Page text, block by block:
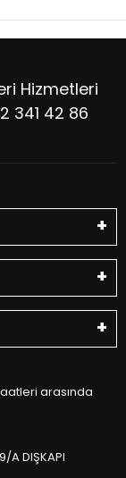
Hizmetleri
341 42 86
arasında
A DIŞKAPI